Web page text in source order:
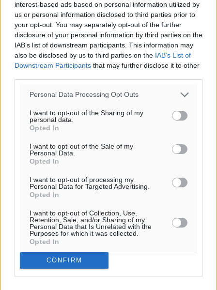
interest-based ads based on personal information utilized by
us or personal information disclosed to third parties prior to
your opt-out. You may separately opt-out of the further
disclosure of your personal information by third parties on the
IAB’s list of downstream participants. This information may
also be disclosed by us to third parties on the IAB’s List of
Downstream Participants that may further disclose it to other
Personal Data Processing Opt Outs
I want to opt-out of the Sharing of my
personal data.
Opted In
I want to opt-out of the Sale of my
Personal Data.
Opted In
I want to opt-out of processing my
Personal Data for Targeted Advertising.
Opted In
I want to opt-out of Collection, Use,
Retention, Sale, and/or Sharing of my
Personal Data that Is Unrelated with the
Purposes for which it was collected.
Opted In
CONFIRM
29°
ΠΕ
30°
ΠΑ